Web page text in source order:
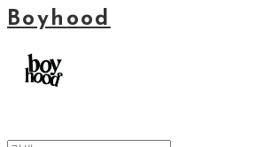
Boyhood